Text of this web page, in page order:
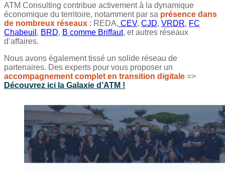
ATM Consulting contribue activement à la dynamique
économique du territoire, notamment par sa présence dans
de nombreux réseaux : REDA, CEV, CJD, VRDR, FC
Chabeuil , BRD, B comme Briffaut, et autres réseaux
d’affaires.
Nous avons également tissé un solide réseau de
partenaires. Des experts pour vous proposer un
accompagnement complet en transition digitale =>
Découvrez ici la Galaxie d’ATM !